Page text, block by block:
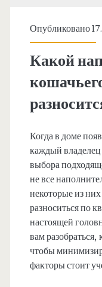
Опубликовано
Какой
Когда в доме
каждый владелец
выбора
не все
некоторые из
разноситься по
настоящей
вам
чтобы
факторы стоит